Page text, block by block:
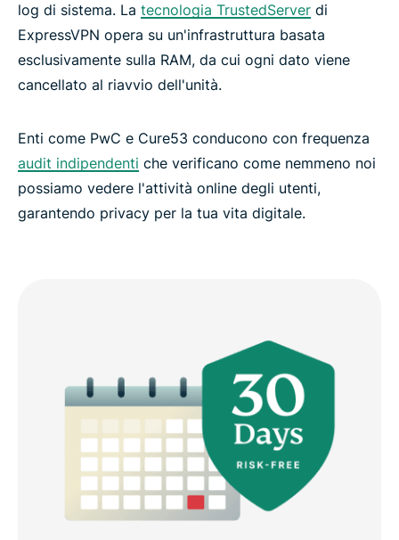
log di sistema. La tecnologia TrustedServer di
ExpressVPN opera su un'infrastruttura basata
esclusivamente sulla RAM, da cui ogni dato viene
cancellato al riavvio dell'unità.
Enti come PwC e Cure53 conducono con frequenza
audit indipendenti che verificano come nemmeno noi
possiamo vedere l'attività online degli utenti,
garantendo privacy per la tua vita digitale.